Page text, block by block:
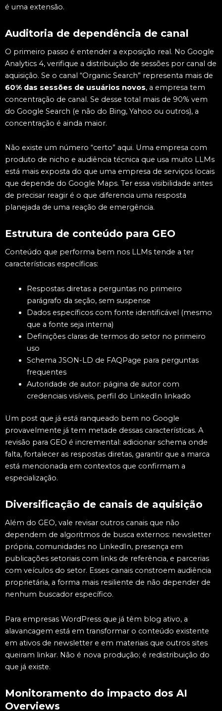
é uma extensão.
Auditoria de dependência de canal
O primeiro passo é entender a exposição real. No Google
Analytics 4, verifique a distribuição de sessões por canal de
aquisição. Se o canal “Organic Search” representa mais de
60% das sessões de usuários novos, a empresa tem
concentração de canal. Se desse total mais de 90% vem
do Google Search (e não do Bing, Yahoo ou outros), a
concentração é ainda maior.
Não existe um número “certo” aqui. Uma empresa com
produto de nicho e audiência técnica que usa muito LLMs
está mais exposta do que uma empresa de serviços locais
que depende do Google Maps. Ter essa visibilidade antes
de precisar reagir é o que diferencia uma resposta
planejada de uma reação de emergência.
Estrutura de conteúdo para GEO
Conteúdo que performa bem nos LLMs tende a ter
características específicas:
Respostas diretas a perguntas no primeiro
parágrafo da seção, sem suspense
Dados específicos com fonte identificável (mesmo
que a fonte seja interna)
Definições claras de termos do setor no primeiro
uso
Schema JSON-LD de FAQPage para perguntas
frequentes
Autoridade de autor: página de autor com
credenciais visíveis, perfil do LinkedIn linkado
Um post que já está ranqueado bem no Google
provavelmente já tem metade dessas características. A
revisão para GEO é incremental: adicionar schema onde
falta, fortalecer as respostas diretas, garantir que a marca
está mencionada em contextos que confirmam a
especialização.
Diversificação de canais de aquisição
Além do GEO, vale revisar outros canais que não
dependem de algoritmos de busca externos: newsletter
própria, comunidades no LinkedIn, presença em
publicações setoriais com links de referência, e parcerias
com veículos do setor. Esses canais constroem audiência
proprietária, a forma mais resiliente de não depender de
nenhum buscador específico.
Para empresas WordPress que já têm blog ativo, a
alavancagem está em transformar o conteúdo existente
em ativos de newsletter e em materiais que outros sites
queiram linkar. Não é nova produção; é redistribuição do
que já existe.
Monitoramento do impacto dos AI
Overviews